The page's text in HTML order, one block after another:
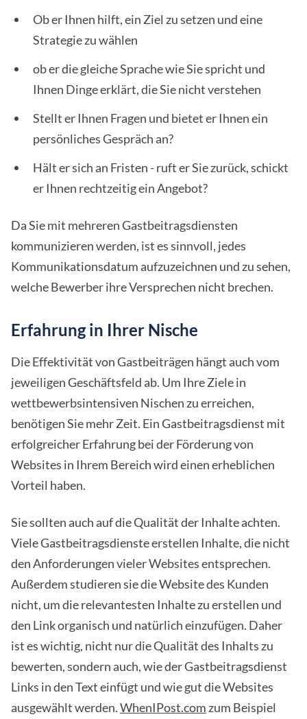
Ob er Ihnen hilft, ein Ziel zu setzen und eine
Strategie zu wählen
ob er die gleiche Sprache wie Sie spricht und
Ihnen Dinge erklärt, die Sie nicht verstehen
Stellt er Ihnen Fragen und bietet er Ihnen ein
persönliches Gespräch an?
Hält er sich an Fristen - ruft er Sie zurück, schickt
er Ihnen rechtzeitig ein Angebot?
Da Sie mit mehreren Gastbeitragsdiensten
kommunizieren werden, ist es sinnvoll, jedes
Kommunikationsdatum aufzuzeichnen und zu sehen,
welche Bewerber ihre Versprechen nicht brechen.
Erfahrung in Ihrer Nische
Die Effektivität von Gastbeiträgen hängt auch vom
jeweiligen Geschäftsfeld ab. Um Ihre Ziele in
wettbewerbsintensiven Nischen zu erreichen,
benötigen Sie mehr Zeit. Ein Gastbeitragsdienst mit
erfolgreicher Erfahrung bei der Förderung von
Websites in Ihrem Bereich wird einen erheblichen
Vorteil haben.
Sie sollten auch auf die Qualität der Inhalte achten.
Viele Gastbeitragsdienste erstellen Inhalte, die nicht
den Anforderungen vieler Websites entsprechen.
Außerdem studieren sie die Website des Kunden
nicht, um die relevantesten Inhalte zu erstellen und
den Link organisch und natürlich einzufügen. Daher
ist es wichtig, nicht nur die Qualität des Inhalts zu
bewerten, sondern auch, wie der Gastbeitragsdienst
Links in den Text einfügt und wie gut die Websites
ausgewählt werden.WhenIPost.com zum Beispiel